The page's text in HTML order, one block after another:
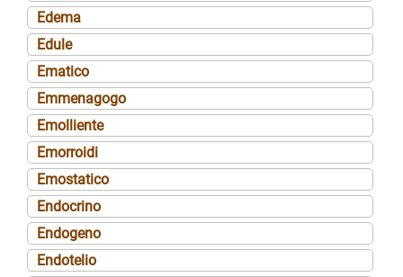
Edema
Edule
Ematico
Emmenagogo
Emolliente
Emorroidi
Emostatico
Endocrino
Endogeno
Endotelio